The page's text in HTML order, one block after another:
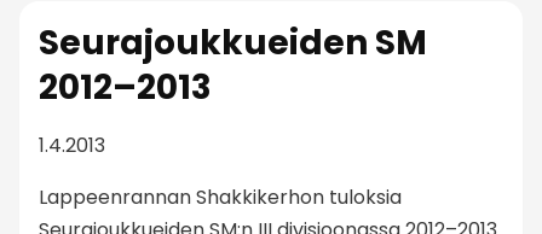
Seurajoukkueiden SM
2012–2013
1.4.2013
Lappeenrannan Shakkikerhon tuloksia